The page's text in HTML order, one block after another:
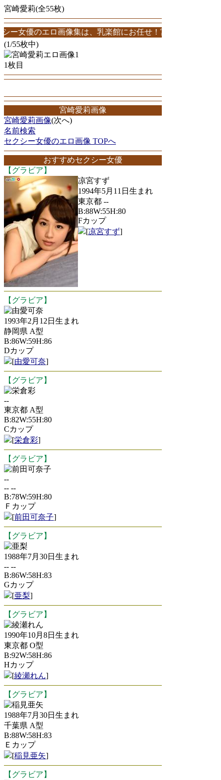
宮崎愛莉(全55枚)
のエロ画像集は、乳楽館にお任せ！宮崎愛莉エロ画像が
(1/55枚中)
1枚目
宮崎愛莉画像
宮崎愛莉画像(次へ)
名前検索
セクシー女優のエロ画像 TOPへ
おすすめセクシー女優
【グラビア】
凉宮すず
1994年5月11日生まれ
東京都 --
B:88W:55H:80
Fカップ
[凉宮すず]
【グラビア】
由愛可奈
1993年2月12日生まれ
静岡県 A型
B:86W:59H:86
Dカップ
[由愛可奈]
【グラビア】
栄倉彩
--
東京都 A型
B:82W:55H:80
Cカップ
[栄倉彩]
【グラビア】
前田可奈子
--
-- --
B:78W:59H:80
Ｆカップ
[前田可奈子]
【グラビア】
亜梨
1988年7月30日生まれ
-- --
B:86W:58H:83
Gカップ
[亜梨]
【グラビア】
綾瀬れん
1990年10月8日生まれ
東京都 O型
B:92W:58H:86
Hカップ
[綾瀬れん]
【グラビア】
稲見亜矢
1988年7月30日生まれ
千葉県 A型
B:88W:58H:83
Ｅカップ
[稲見亜矢]
【グラビア】